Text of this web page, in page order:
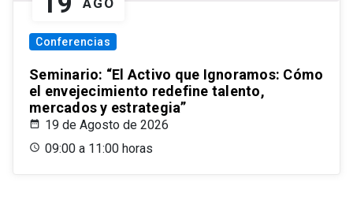
AGO
Conferencias
Seminario: “El Activo que Ignoramos: Cómo
el envejecimiento redefine talento,
mercados y estrategia”
19 de Agosto de 2026
09:00 a 11:00 horas